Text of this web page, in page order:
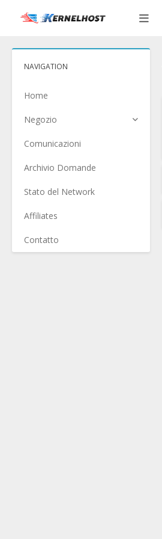
NAVIGATION
Home
Negozio
Comunicazioni
Archivio Domande
Stato del Network
Affiliates
Contatto